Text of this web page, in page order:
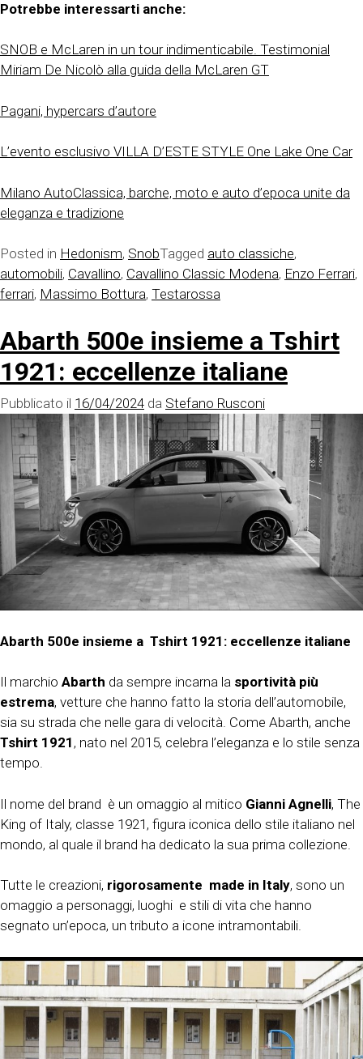
Potrebbe interessarti anche:
SNOB e McLaren in un tour indimenticabile. Testimonial
Miriam De Nicolò alla guida della McLaren GT
Pagani, hypercars d’autore
L’evento esclusivo VILLA D’ESTE STYLE One Lake One Car
Milano AutoClassica, barche, moto e auto d’epoca unite da
eleganza e tradizione
Posted in Hedonism, SnobTagged auto classiche,
automobili, Cavallino, Cavallino Classic Modena, Enzo Ferrari,
ferrari, Massimo Bottura, Testarossa
Abarth 500e insieme a Tshirt
1921: eccellenze italiane
Pubblicato il 16/04/2024 da Stefano Rusconi
Abarth 500e insieme a Tshirt 1921: eccellenze italiane
Il marchio Abarth da sempre incarna la sportività più
estrema, vetture che hanno fatto la storia dell’automobile,
sia su strada che nelle gara di velocità. Come Abarth, anche
Tshirt 1921 , nato nel 2015, celebra l’eleganza e lo stile senza
tempo.
Il nome del brand è un omaggio al mitico Gianni Agnelli, The
King of Italy, classe 1921, figura iconica dello stile italiano nel
mondo, al quale il brand ha dedicato la sua prima collezione.
Tutte le creazioni, rigorosamente made in Italy, sono un
omaggio a personaggi, luoghi e stili di vita che hanno
segnato un’epoca, un tributo a icone intramontabili.